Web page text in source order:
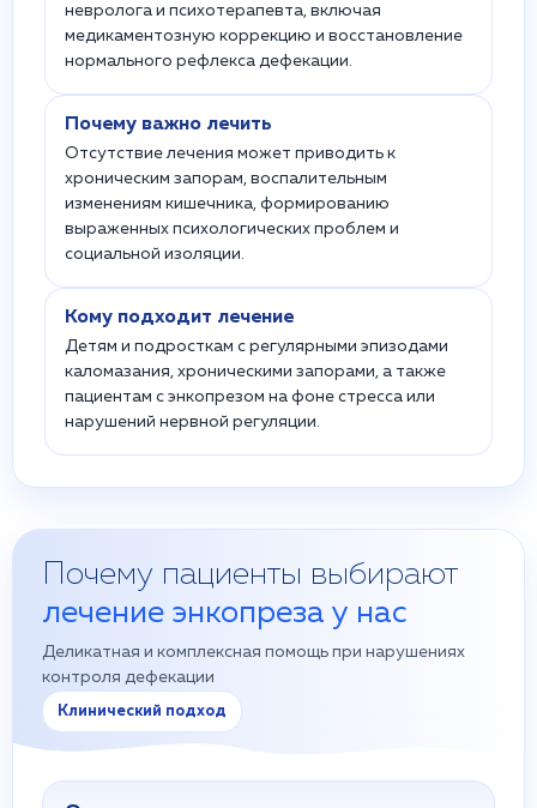
невролога и психотерапевта, включая
медикаментозную коррекцию и восстановление
нормального рефлекса дефекации.
Почему важно лечить
Отсутствие лечения может приводить к
хроническим запорам, воспалительным
изменениям кишечника, формированию
выраженных психологических проблем и
социальной изоляции.
Кому подходит лечение
Детям и подросткам с регулярными эпизодами
каломазания, хроническими запорами, а также
пациентам с энкопрезом на фоне стресса или
нарушений нервной регуляции.
Почему пациенты выбирают
лечение энкопреза у нас
Деликатная и комплексная помощь при нарушениях
контроля дефекации
Клинический подход